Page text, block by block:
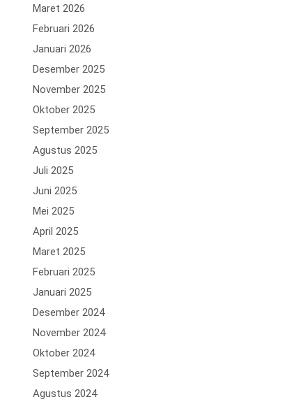
Maret 2026
Februari 2026
Januari 2026
Desember 2025
November 2025
Oktober 2025
September 2025
Agustus 2025
Juli 2025
Juni 2025
Mei 2025
April 2025
Maret 2025
Februari 2025
Januari 2025
Desember 2024
November 2024
Oktober 2024
September 2024
Agustus 2024